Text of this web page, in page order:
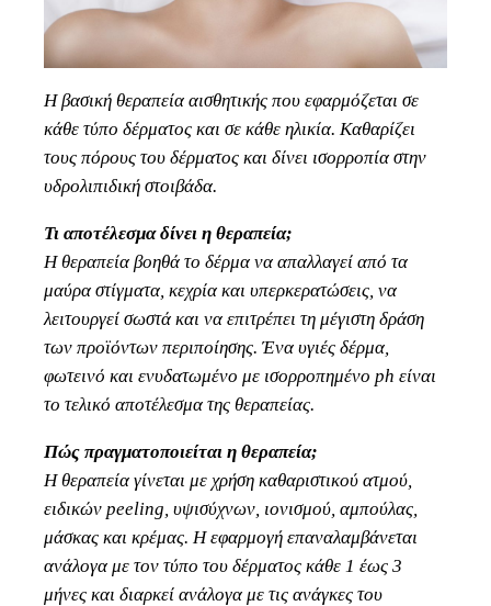
Η βασική θεραπεία αισθητικής που εφαρμόζεται σε
κάθε τύπο δέρματος και σε κάθε ηλικία. Καθαρίζει
τους πόρους του δέρματος και δίνει ισορροπία στην
υδρολιπιδική στοιβάδα.
Τι αποτέλεσμα δίνει η θεραπεία;
Η θεραπεία βοηθά το δέρμα να απαλλαγεί από τα
μαύρα στίγματα, κεχρία και υπερκερατώσεις, να
λειτουργεί σωστά και να επιτρέπει τη μέγιστη δράση
των προϊόντων περιποίησης. Ένα υγιές δέρμα,
φωτεινό και ενυδατωμένο με ισορροπημένο ph είναι
το τελικό αποτέλεσμα της θεραπείας.
Πώς πραγματοποιείται η θεραπεία;
Η θεραπεία γίνεται με χρήση καθαριστικού ατμού,
ειδικών peeling, υψισύχνων, ιονισμού, αμπούλας,
μάσκας και κρέμας. Η εφαρμογή επαναλαμβάνεται
ανάλογα με τον τύπο του δέρματος κάθε 1 έως 3
μήνες και διαρκεί ανάλογα με τις ανάγκες του